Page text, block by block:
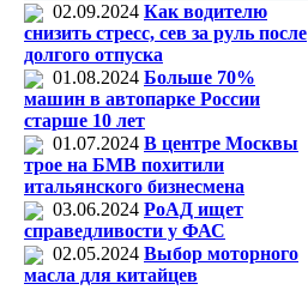
02.09.2024 Как водителю
снизить стресс, сев за руль после
долгого отпуска
01.08.2024 Больше 70%
машин в автопарке России
старше 10 лет
01.07.2024 В центре Москвы
трое на БМВ похитили
итальянского бизнесмена
03.06.2024 РоАД ищет
справедливости у ФАС
02.05.2024 Выбор моторного
масла для китайцев